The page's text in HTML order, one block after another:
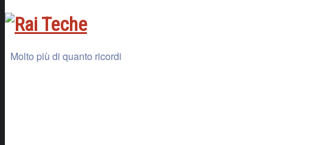
Molto più di quanto ricordi